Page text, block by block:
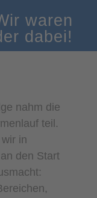
waren
dabei!
nahm die
teil.
in
den Start